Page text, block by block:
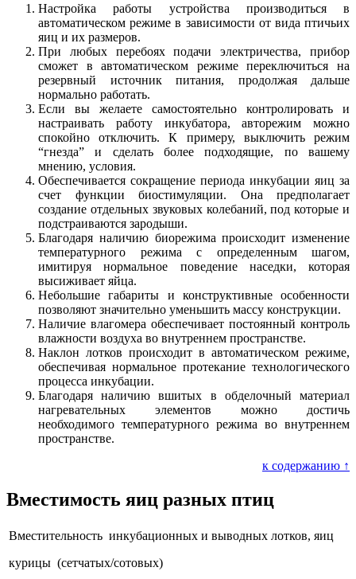
Настройка работы устройства производиться в
автоматическом режиме в зависимости от вида птичьих
яиц и их размеров.
При любых перебоях подачи электричества, прибор
сможет в автоматическом режиме переключиться на
резервный источник питания, продолжая дальше
нормально работать.
Если вы желаете самостоятельно контролировать и
настраивать работу инкубатора, авторежим можно
спокойно отключить. К примеру, выключить режим
“гнезда” и сделать более подходящие, по вашему
мнению, условия.
Обеспечивается сокращение периода инкубации яиц за
счет функции биостимуляции. Она предполагает
создание отдельных звуковых колебаний, под которые и
подстраиваются зародыши.
Благодаря наличию биорежима происходит изменение
температурного режима с определенным шагом,
имитируя нормальное поведение наседки, которая
высиживает яйца.
Небольшие габариты и конструктивные особенности
позволяют значительно уменьшить массу конструкции.
Наличие влагомера обеспечивает постоянный контроль
влажности воздуха во внутреннем пространстве.
Наклон лотков происходит в автоматическом режиме,
обеспечивая нормальное протекание технологического
процесса инкубации.
Благодаря наличию вшитых в обделочный материал
нагревательных элементов можно достичь
необходимого температурного режима во внутреннем
пространстве.
к содержанию ↑
Вместимость яиц разных птиц
Вместительность инкубационных и выводных лотков, яиц
курицы (сетчатых/сотовых)